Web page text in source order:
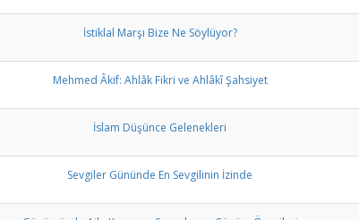
İstiklal Marşı Bize Ne Söylüyor?
Mehmed Âkif: Ahlâk Fikri ve Ahlâkî Şahsiyet
İslam Düşünce Gelenekleri
Sevgiler Gününde En Sevgilinin İzinde